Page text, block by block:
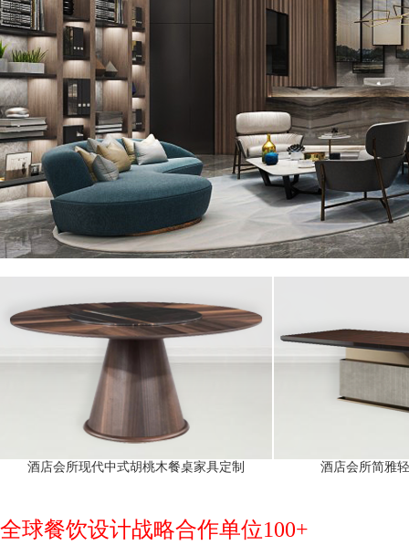
酒店会所现代中式胡桃木餐桌家具定制 酒店会所简雅
全球餐饮设计战略合作单位100+